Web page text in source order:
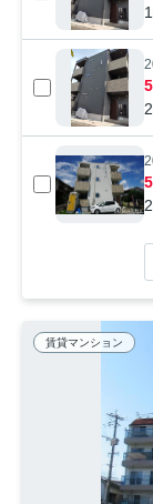
賃貸マンション